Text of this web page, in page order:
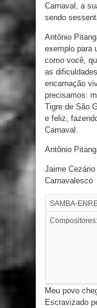
Carnaval, a
sendo
Antônio
exemplo para
como você,
as
encarnação
precisamos:
Tigre de São
e feliz,
Carnaval.
Antônio
Jaime Cezário
Carnavalesco
SAMBA-
Compositores:
Meu povo
Escravizado